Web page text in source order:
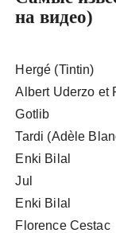
на видео)
Hergé (Tintin)
Albert Uderzo et
Gotlib
Tardi (Adèle
Enki Bilal
Jul
Enki Bilal
Florence Cestac